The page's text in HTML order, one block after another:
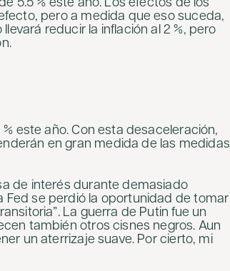
5.5 % este año. Los efectos de los
pero a medida que eso suceda,
reducir la inflación al 2 %, pero
este año. Con esta desaceleración,
en gran medida de las medidas
de interés durante demasiado
Fed se perdió la oportunidad de tomar
La guerra de Putin fue un
también otros cisnes negros. Aun
un aterrizaje suave. Por cierto, mi